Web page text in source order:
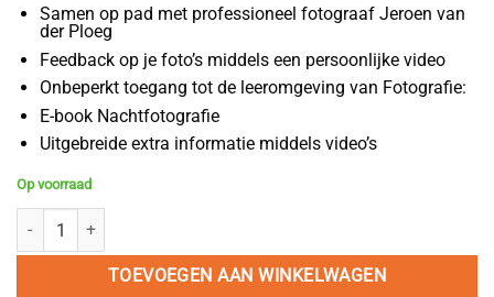
Samen op pad met professioneel fotograaf Jeroen van
der Ploeg
Feedback op je foto’s middels een persoonlijke video
Onbeperkt toegang tot de leeromgeving van Fotografie:
E-book Nachtfotografie
Uitgebreide extra informatie middels video’s
Op voorraad
Workshop Nachtfotografie - Vrijdag 28 augustus 2026 aantal
TOEVOEGEN AAN WINKELWAGEN